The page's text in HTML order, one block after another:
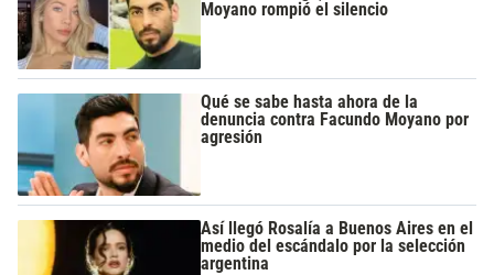
Moyano rompió el silencio
Qué se sabe hasta ahora de la
denuncia contra Facundo Moyano por
agresión
Así llegó Rosalía a Buenos Aires en el
medio del escándalo por la selección
argentina